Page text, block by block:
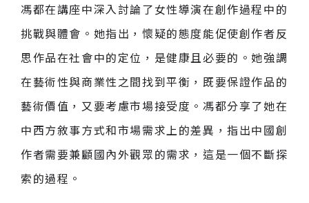
馮都在講座中深入討論了女性導演在創作過程中的
挑戰與體會。她指出，懷疑的態度能促使創作者反
思作品在社會中的定位，是健康且必要的。她強調
在藝術性與商業性之間找到平衡，既要保證作品的
藝術價值，又要考慮市場接受度。馮都分享了她在
中西方敘事方式和市場需求上的差異，指出中國創
作者需要兼顧國內外觀眾的需求，這是一個不斷探
索的過程。